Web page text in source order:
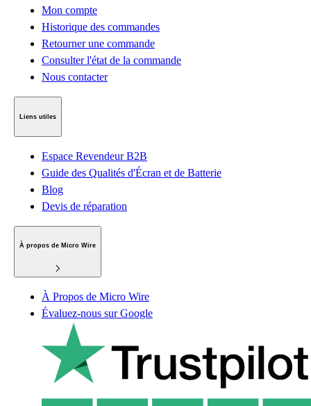
Mon compte
Historique des commandes
Retourner une commande
Consulter l'état de la commande
Nous contacter
Liens utiles
Espace Revendeur B2B
Guide des Qualités d'Écran et de Batterie
Blog
Devis de réparation
À propos de Micro Wire
À Propos de Micro Wire
Évaluez-nous sur Google